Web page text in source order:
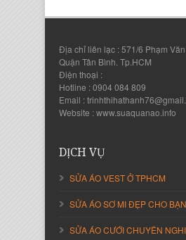
Địa chỉ liên lạc : 571/6 Phạm
Quận Tân Bình. Tp.HCM
Điện thoại :
Hotline : 0904 084 809
Email :
Website : www.suaquanao.info
DỊCH VỤ
SỬA ÁO VEST Ở TPHCM
SỬA ÁO SƠ MI ĐẸP CHO BẠN
SỬA ÁO CƯỚI CHUYÊN